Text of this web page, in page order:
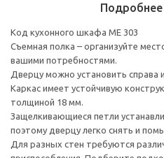
Подробнее
Код кухонного шкафа ME 303
Съемная полка – организуйте
вашими потребностями.
Дверцу можно установить справа
Каркас имеет устойчивую
толщиной 18 мм.
Защелкивающиеся петли
поэтому дверцу легко снять и
Для разных стен требуются